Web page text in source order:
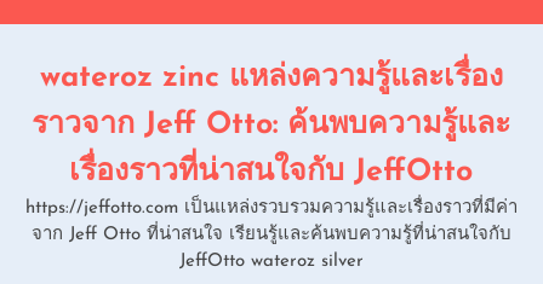
contentwateroz zinc แหล่งความรู้และเรื่อง
ราวจาก Jeff Otto: ค้นพบความรู้และ
เรื่องราวที่น่าสนใจกับ JeffOtto
https://jeffotto.com เป็นแหล่งรวบรวมความรู้และเรื่องราวที่มีค่า
จาก Jeff Otto ที่น่าสนใจ เรียนรู้และค้นพบความรู้ที่น่าสนใจกับ
JeffOtto wateroz silver